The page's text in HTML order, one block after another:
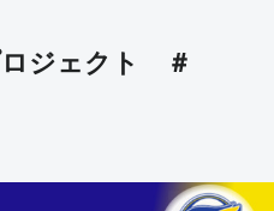
ロジェクト ＃